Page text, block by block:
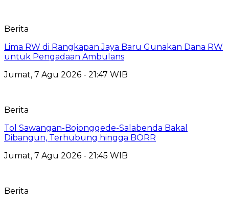
Berita
Lima RW di Rangkapan Jaya Baru Gunakan Dana RW
untuk Pengadaan Ambulans
Jumat, 7 Agu 2026 - 21:47 WIB
Berita
Tol Sawangan-Bojonggede-Salabenda Bakal
Dibangun, Terhubung hingga BORR
Jumat, 7 Agu 2026 - 21:45 WIB
Berita